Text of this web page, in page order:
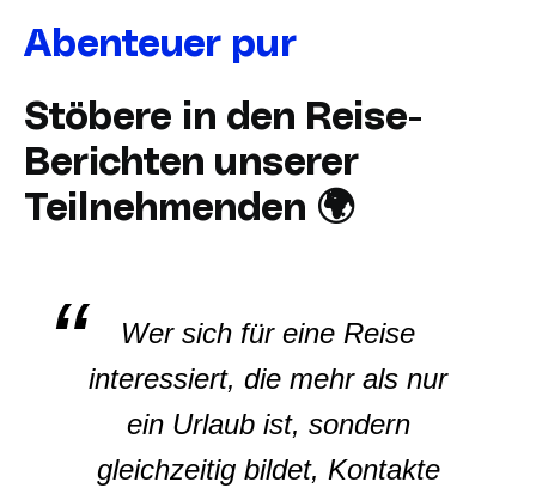
Abenteuer pur
Stöbere in den Reise-
Berichten unserer
Teilnehmenden 🌍
Wer sich für eine Reise
interessiert, die mehr als nur
ein Urlaub ist, sondern
gleichzeitig bildet, Kontakte